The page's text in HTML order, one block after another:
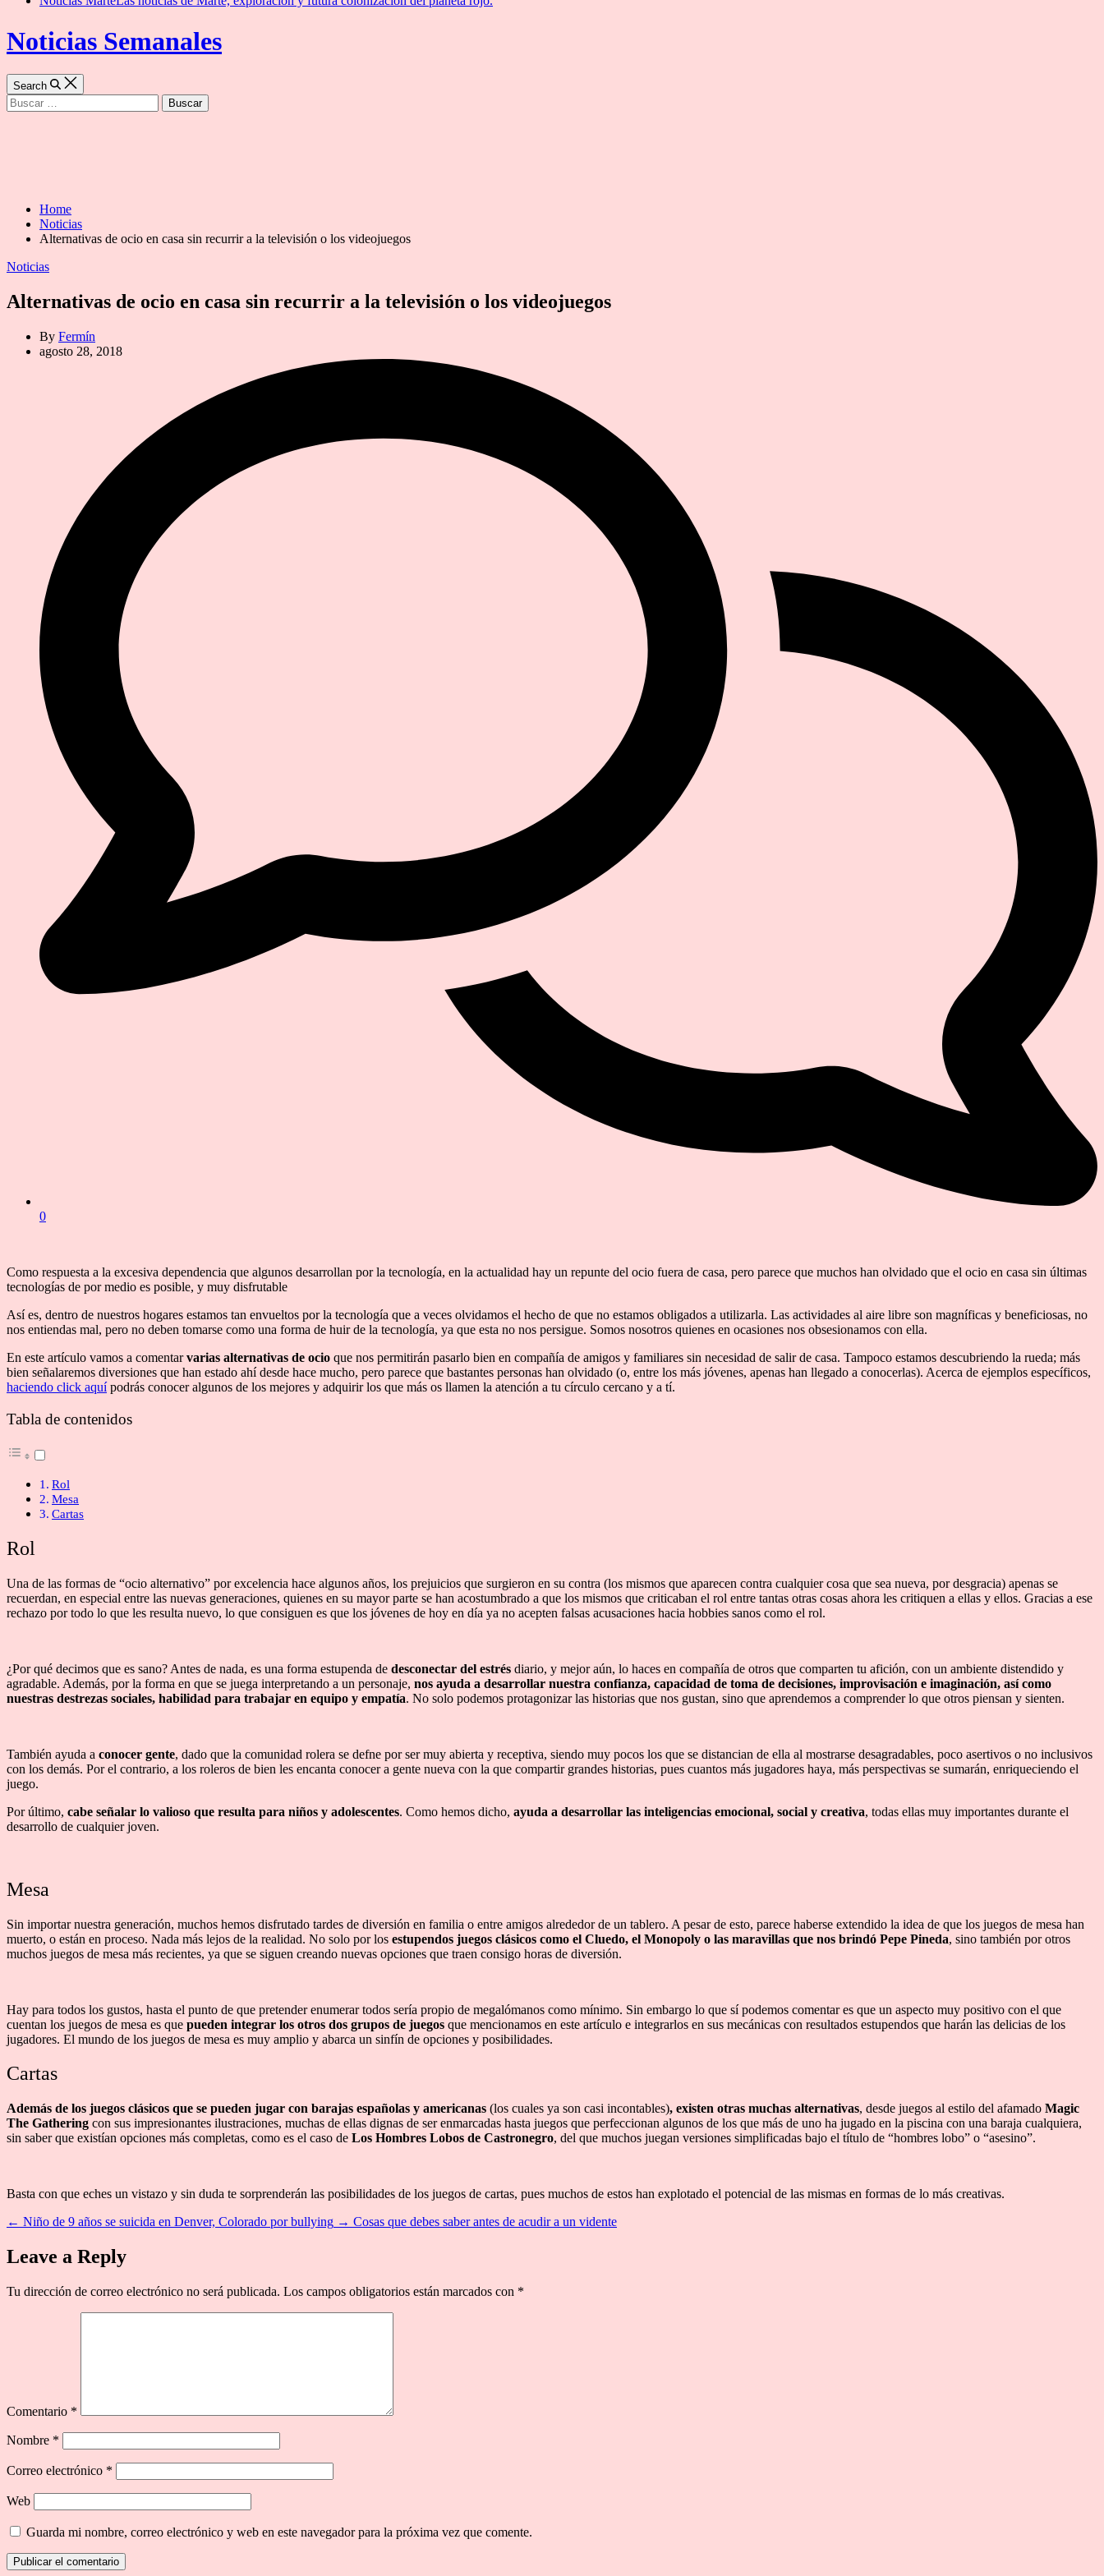
Noticias Semanales
Search
Buscar:
Home
Noticias
Alternativas de ocio en casa sin recurrir a la televisión o los videojuegos
Categories
Noticias
Alternativas de ocio en casa sin recurrir a la televisión o los videojuegos
By Fermín
agosto 28, 2018
0
Como respuesta a la excesiva dependencia que algunos desarrollan por la tecnología, en la actualidad hay un repunte del ocio fuera de casa, pero parece que muchos han olvidado que el ocio en casa sin últimas
tecnologías de por medio es posible, y muy disfrutable
Así es, dentro de nuestros hogares estamos tan envueltos por la tecnología que a veces olvidamos el hecho de que no estamos obligados a utilizarla. Las actividades al aire libre son magníficas y beneficiosas, no
nos entiendas mal, pero no deben tomarse como una forma de huir de la tecnología, ya que esta no nos persigue. Somos nosotros quienes en ocasiones nos obsesionamos con ella.
En este artículo vamos a comentarvarias alternativas de ocio que nos permitirán pasarlo bien en compañía de amigos y familiares sin necesidad de salir de casa. Tampoco estamos descubriendo la rueda; más
bien señalaremos diversiones que han estado ahí desde hace mucho, pero parece que bastantes personas han olvidado (o, entre los más jóvenes, apenas han llegado a conocerlas). Acerca de ejemplos específicos,
haciendo click aquípodrás conocer algunos de los mejores y adquirir los que más os llamen la atención a tu círculo cercano y a tí.
Tabla de contenidos
Rol
Mesa
Cartas
Rol
Una de las formas de “ocio alternativo” por excelencia hace algunos años, los prejuicios que surgieron en su contra (los mismos que aparecen contra cualquier cosa que sea nueva, por desgracia) apenas se
recuerdan, en especial entre las nuevas generaciones, quienes en su mayor parte se han acostumbrado a que los mismos que criticaban el rol entre tantas otras cosas ahora les critiquen a ellas y ellos. Gracias a ese
rechazo por todo lo que les resulta nuevo, lo que consiguen es que los jóvenes de hoy en día ya no acepten falsas acusaciones hacia hobbies sanos como el rol.
¿Por qué decimos que es sano? Antes de nada, es una forma estupenda de desconectar del estrés diario, y mejor aún, lo haces en compañía de otros que comparten tu afición, con un ambiente distendido y
agradable. Además, por la forma en que se juega interpretando a un personaje, nos ayuda a desarrollar nuestra confianza, capacidad de toma de decisiones, improvisación e imaginación, así como
nuestras destrezas sociales, habilidad para trabajar en equipo y empatía. No solo podemos protagonizar las historias que nos gustan, sino que aprendemos a comprender lo que otros piensan y sienten.
También ayuda a conocer gente, dado que la comunidad rolera se defne por ser muy abierta y receptiva, siendo muy pocos los que se distancian de ella al mostrarse desagradables, poco asertivos o no inclusivos
con los demás. Por el contrario, a los roleros de bien les encanta conocer a gente nueva con la que compartir grandes historias, pues cuantos más jugadores haya, más perspectivas se sumarán, enriqueciendo el
juego.
Por último, cabe señalar lo valioso que resulta para niños y adolescentes. Como hemos dicho, ayuda a desarrollar las inteligencias emocional, social y creativa, todas ellas muy importantes durante el
desarrollo de cualquier joven.
Mesa
Sin importar nuestra generación, muchos hemos disfrutado tardes de diversión en familia o entre amigos alrededor de un tablero. A pesar de esto, parece haberse extendido la idea de que los juegos de mesa han
muerto, o están en proceso. Nada más lejos de la realidad. No solo por los estupendos juegos clásicos como el Cluedo, el Monopoly o las maravillas que nos brindó Pepe Pineda, sino también por otros
muchos juegos de mesa más recientes, ya que se siguen creando nuevas opciones que traen consigo horas de diversión.
Hay para todos los gustos, hasta el punto de que pretender enumerar todos sería propio de megalómanos como mínimo. Sin embargo lo que sí podemos comentar es que un aspecto muy positivo con el que
cuentan los juegos de mesa es que pueden integrar los otros dos grupos de juegos que mencionamos en este artículo e integrarlos en sus mecánicas con resultados estupendos que harán las delicias de los
jugadores. El mundo de los juegos de mesa es muy amplio y abarca un sinfín de opciones y posibilidades.
Cartas
Además de los juegos clásicos que se pueden jugar con barajas españolas y americanas (los cuales ya son casi incontables), existen otras muchas alternativas, desde juegos al estilo del afamado Magic
The Gathering con sus impresionantes ilustraciones, muchas de ellas dignas de ser enmarcadas hasta juegos que perfeccionan algunos de los que más de uno ha jugado en la piscina con una baraja cualquiera,
sin saber que existían opciones más completas, como es el caso de Los Hombres Lobos de Castronegro, del que muchos juegan versiones simplificadas bajo el título de “hombres lobo” o “asesino”.
Basta con que eches un vistazo y sin duda te sorprenderán las posibilidades de los juegos de cartas, pues muchos de estos han explotado el potencial de las mismas en formas de lo más creativas.
← Niño de 9 años se suicida en Denver, Colorado por bullying → Cosas que debes saber antes de acudir a un vidente
Leave a Reply
Tu dirección de correo electrónico no será publicada. Los campos obligatorios están marcados con *
Comentario *
Nombre *
Correo electrónico *
Web
Guarda mi nombre, correo electrónico y web en este navegador para la próxima vez que comente.